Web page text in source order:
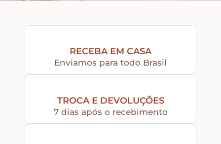
RECEBA EM CASA
Enviamos para todo Brasil
TROCA E DEVOLUÇÕES
7 dias após o recebimento